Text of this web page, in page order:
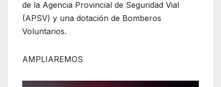
de la Agencia Provincial de Seguridad Vial
(APSV) y una dotación de Bomberos
Voluntarios.
AMPLIAREMOS